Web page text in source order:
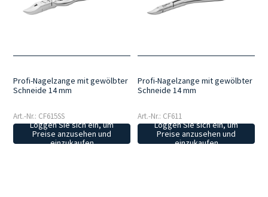
Profi-Nagelzange mit gewölbter
Schneide 14 mm
Art.-Nr.: CF615SS
Loggen Sie sich ein, um
Preise anzusehen und
einzukaufen
Profi-Nagelzange mit gewölbter
Schneide 14 mm
Art.-Nr.: CF611
Loggen Sie sich ein, um
Preise anzusehen und
einzukaufen